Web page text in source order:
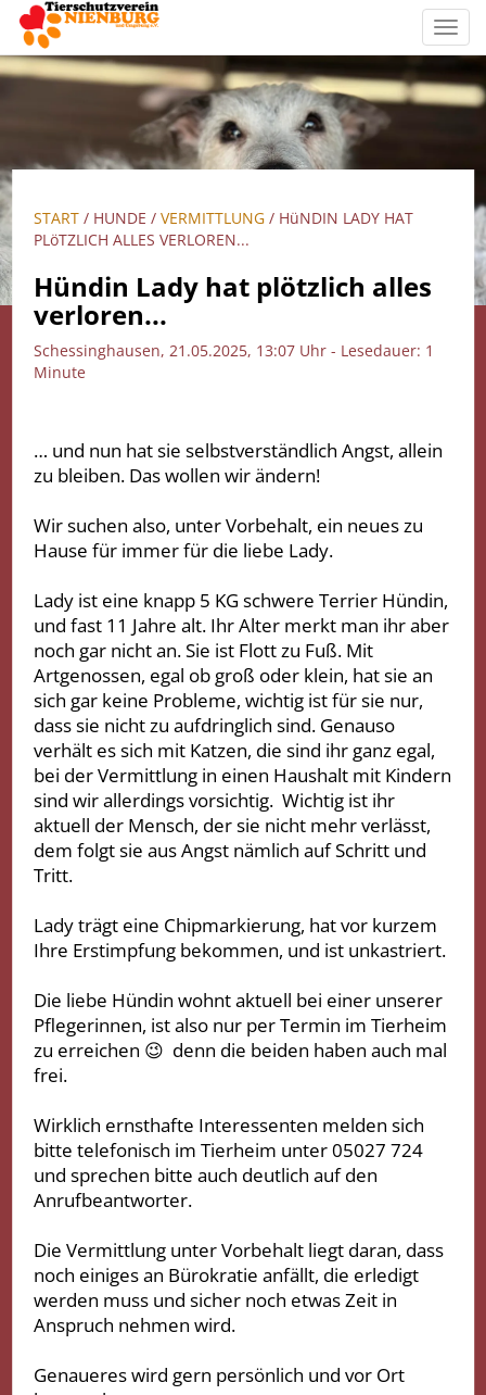
START / HUNDE /VERMITTLUNG / HüNDIN LADY HAT
PLöTZLICH ALLES VERLOREN...
Hündin Lady hat plötzlich alles
verloren...
Schessinghausen, 21.05.2025, 13:07 Uhr - Lesedauer: 1
Minute
… und nun hat sie selbstverständlich Angst, allein
zu bleiben. Das wollen wir ändern!
Wir suchen also, unter Vorbehalt, ein neues zu
Hause für immer für die liebe Lady.
Lady ist eine knapp 5 KG schwere Terrier Hündin,
und fast 11 Jahre alt. Ihr Alter merkt man ihr aber
noch gar nicht an. Sie ist Flott zu Fuß. Mit
Artgenossen, egal ob groß oder klein, hat sie an
sich gar keine Probleme, wichtig ist für sie nur,
dass sie nicht zu aufdringlich sind. Genauso
verhält es sich mit Katzen, die sind ihr ganz egal,
bei der Vermittlung in einen Haushalt mit Kindern
sind wir allerdings vorsichtig. Wichtig ist ihr
aktuell der Mensch, der sie nicht mehr verlässt,
dem folgt sie aus Angst nämlich auf Schritt und
Tritt.
Lady trägt eine Chipmarkierung, hat vor kurzem
Ihre Erstimpfung bekommen, und ist unkastriert.
Die liebe Hündin wohnt aktuell bei einer unserer
Pflegerinnen, ist also nur per Termin im Tierheim
zu erreichen 😉 denn die beiden haben auch mal
frei.
Wirklich ernsthafte Interessenten melden sich
bitte telefonisch im Tierheim unter 05027 724
und sprechen bitte auch deutlich auf den
Anrufbeantworter.
Die Vermittlung unter Vorbehalt liegt daran, dass
noch einiges an Bürokratie anfällt, die erledigt
werden muss und sicher noch etwas Zeit in
Anspruch nehmen wird.
Genaueres wird gern persönlich und vor Ort